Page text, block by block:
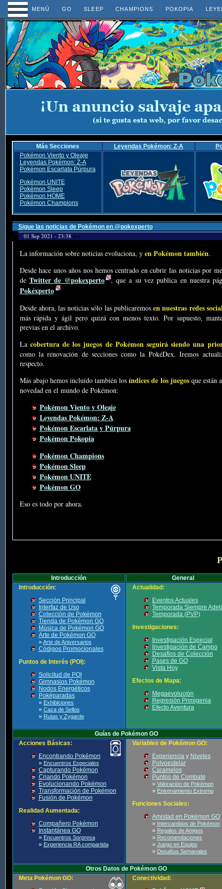
MENÚ GO SLEEP CHAMPIONS POKOPIA
Más Secciones Leyendas Pokémon: Z-A
Pokémon Viento y Oleaje
Leyendas Pokémon: Z-A
Pokémon Escarlata Púrpura
Pokémon UNITE
Pokémon Sleep
Pokémon HOME
Pokémon Champions
Sigue las noticias de Pokémon en @pokexperto
01 Sep 2021 - 23:38 por
La información sobre noticias evoluciona, y en Pokémon también.
Desde hace unos años nos hemos centrado en cubrir las noticias por
de Twitter de @pokexperto , que a su vez publica en nuestra
Pokéxperto
Desde ahora, las noticias sólo las publicaremosen nuestras redes
más rápida y ágil pero quizá con menos texto. Por supuesto,
previas en el archivo.
La cobertura de los juegos de Pokémon seguirá siendo una
como la renovación de secciones como la PokéDex. Iremos
respecto.
Más abajo hemos incluido también losíndices de los juegosque están
novedad en el mundo de Pokémon:
Pokémon Viento y Oleaje
Leyendas Pokémon: Z-A
Pokémon Escarlata y Púrpura
Pokémon Pokopia
Pokémon Champions
Pokémon Sleep
Pokémon UNITE
Pokémon GO
Eso es todo por ahora.
Introducción
General
Introducción:
Sección Principal
Interfaz de Uso
Colección de Pokémon
Tienda de Pokémon GO
Música de Pokémon GO
Arte de Pokémon GO
» Arte de Aniversarios
Códigos Promocionales
Puntos de Interés (POI):
Solicitud de POI
Gimnasios Pokémon
Nodos Energéticos
Poképaradas
» Exhibiciones
» Caza de Sellos
» Rutas y Zygarde
Actualidad:
Eventos Actuales
Temporada Siempre
Temporada (PVP)
Investigaciones:
Investigación Especial
Investigación de Campo
Desafíos de Colección
Pases de GO
Vista Hoy
Efectos de Mapa:
Megaevolución
Regresión Primigenia
Efecto Aventura
Guías de Pokémon GO
Acciones Básicas:
Encontrando Pokémon
» Encuentros Especiales
Capturando Pokémon
Criando Pokémon
Evolucionando Pokémon
Transformación de Pokémon
Fusión de Pokémon
Realidad Aumentada:
Compañero Pokémon
Instantánea GO
» Encuentros Sorpresa
» Experiencia RA compartida
Variables de Pokémon GO:
Experienciay Niveles
Polvoestelar
Caramelos
Puntos de Combate
» Valoración de Pokémon
» Entrenamiento Extremo
Funciones Sociales:
Amistad en Pokémon GO
» Intercambios de Pokémon
» Regalos de Amigos
» Recomendaciones
» Juego en Equipo
» Desafíos Semanales
Otros Datos de Pokémon GO
Meta Pokémon GO:
Conectividad: